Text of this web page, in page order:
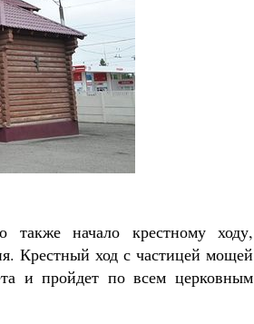
начало крестному ходу,
Крестный ход с частицей мощей
и пройдет по всем церковным